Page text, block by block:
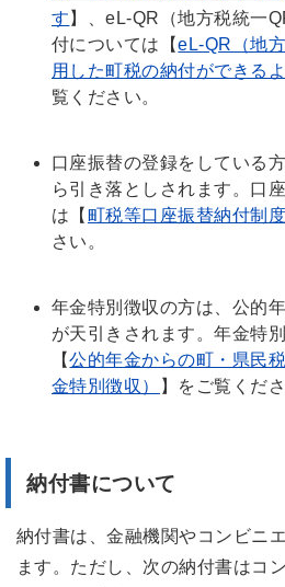
す 】、eL-QR（地方税統一
付については【eL-QR（地
用した町税の納付ができる
覧ください。
口座振替の登録をしている
ら引き落としされます。口
は【 町税等口座振替納付制
さい。
年金特別徴収の方は、公的
が天引きされます。年金特
【公的年金からの町・県民
金特別徴収）
】をご覧くださ
納付書について
納付書は、金融機関やコンビニ
ます。ただし、次の納付書はコ